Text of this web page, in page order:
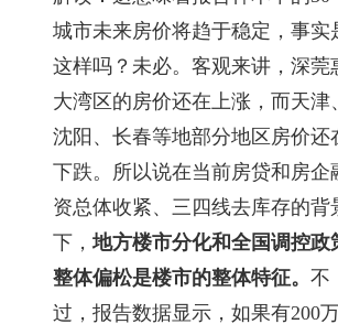
城市未来房价将趋于稳定，事实
这样吗？未必。客观来讲，深莞
大湾区的房价还在上涨，而天津、
沈阳、长春等地部分地区房价还
下跌。所以说在当前房贷和房企
资总体收紧、三四线去库存的背
下，地方楼市分化和全国调控政
整体偏松是楼市的整体特征。 不
过，报告数据显示，如果有200万